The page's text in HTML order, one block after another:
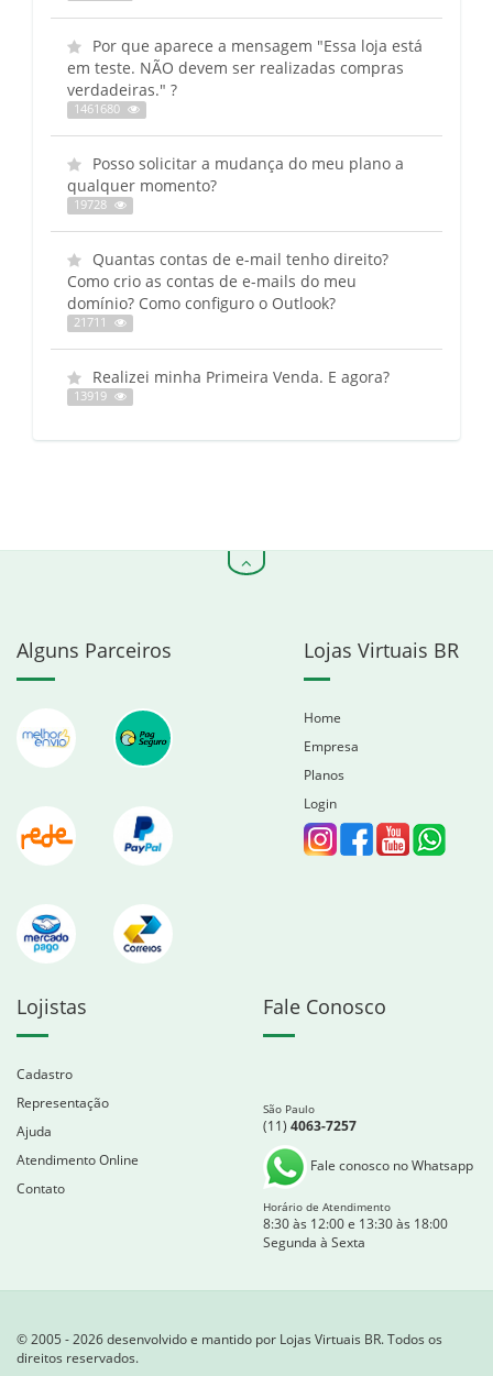
Por que aparece a mensagem "Essa loja está
em teste. NÃO devem ser realizadas compras
verdadeiras." ?
1461680
Posso solicitar a mudança do meu plano a
qualquer momento?
19728
Quantas contas de e-mail tenho direito?
Como crio as contas de e-mails do meu
domínio? Como configuro o Outlook?
21711
Realizei minha Primeira Venda. E agora?
13919
Alguns Parceiros Lojas Virtuais BR
Home
Empresa
Planos
Login
Lojistas
Cadastro
Representação
Ajuda
Atendimento Online
Contato
Fale Conosco
São Paulo
(11) 4063-7257
Fale conosco no Whatsapp
Horário de Atendimento
8:30 às 12:00 e 13:30 às 18:00
Segunda à Sexta
© 2005 - 2026 desenvolvido e mantido por Lojas Virtuais BR. Todos os
direitos reservados.